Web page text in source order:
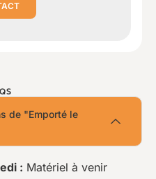
de "Emporté le
: Matériel à venir